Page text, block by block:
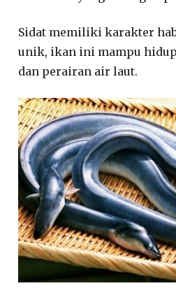
Sidat memiliki karakter
unik, ikan ini mampu
dan perairan air laut.